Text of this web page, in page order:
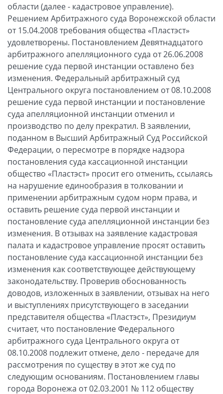
области (далее - кадастровое управление).
Решением Арбитражного суда Воронежской области
от 15.04.2008 требования общества «Пластэст»
удовлетворены. Постановлением Девятнадцатого
арбитражного апелляционного суда от 26.06.2008
решение суда первой инстанции оставлено без
изменения. Федеральный арбитражный суд
Центрального округа постановлением от 08.10.2008
решение суда первой инстанции и постановление
суда апелляционной инстанции отменил и
производство по делу прекратил. В заявлении,
поданном в Высший Арбитражный Суд Российской
Федерации, о пересмотре в порядке надзора
постановления суда кассационной инстанции
общество «Пластэст» просит его отменить, ссылаясь
на нарушение единообразия в толковании и
применении арбитражным судом норм права, и
оставить решение суда первой инстанции и
постановление суда апелляционной инстанции без
изменения. В отзывах на заявление кадастровая
палата и кадастровое управление просят оставить
постановление суда кассационной инстанции без
изменения как соответствующее действующему
законодательству. Проверив обоснованность
доводов, изложенных в заявлении, отзывах на него
и выступлениях присутствующего в заседании
представителя общества «Пластэст», Президиум
считает, что постановление Федерального
арбитражного суда Центрального округа от
08.10.2008 подлежит отмене, дело - передаче для
рассмотрения по существу в этот же суд по
следующим основаниям. Постановлением главы
города Воронежа от 02.03.2001 № 112 обществу